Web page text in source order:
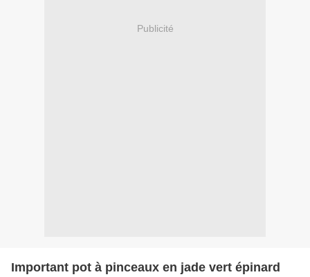
Publicité
Important pot à pinceaux en jade vert épinard